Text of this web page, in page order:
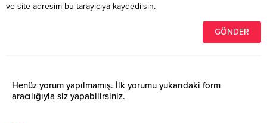
ve site adresim bu tarayıcıya kaydedilsin.
Henüz yorum yapılmamış. İlk yorumu yukarıdaki form
aracılığıyla siz yapabilirsiniz.